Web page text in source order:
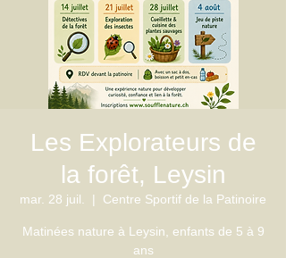
Les Explorateurs de
la forêt, Leysin
mar. 28 juil.
  |
Centre Sportif de la Patinoire
Matinées nature à Leysin, enfants de 5 à 9
ans